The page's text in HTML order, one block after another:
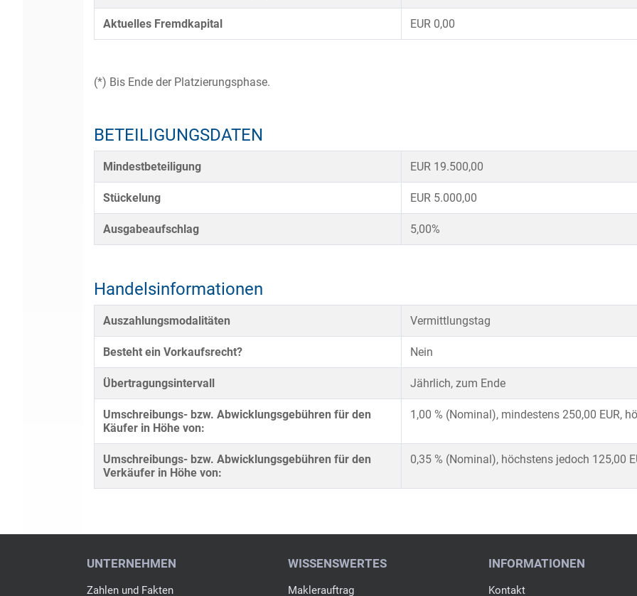
Aktuelles Fremdkapital EUR 0,00
(*) Bis Ende der Platzierungsphase.
BETEILIGUNGSDATEN
Mindestbeteiligung EUR 19.500,00
Stückelung EUR 5.000,00
Ausgabeaufschlag 5,00%
Handelsinformationen
Auszahlungsmodalitäten Vermittlungstag
Besteht ein Vorkaufsrecht? Nein
Übertragungsintervall Jährlich, zum Ende
Umschreibungs- bzw. Abwicklungsgebühren für den
Käufer in Höhe von:
1,00 % (Nominal), mindestens 250,00 EUR,
Umschreibungs- bzw. Abwicklungsgebühren für den
Verkäufer in Höhe von:
0,35 % (Nominal), höchstens jedoch 125,00